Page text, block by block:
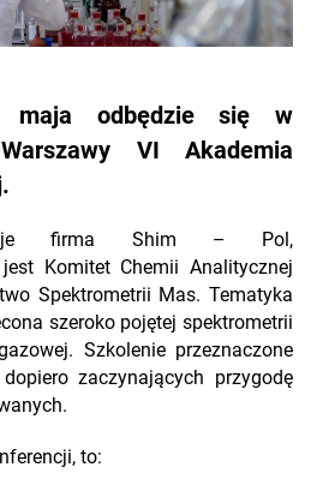
maja odbędzie się w
VI Akademia
firma Shim – Pol,
Komitet Chemii Analitycznej
Spektrometrii Mas. Tematyka
szeroko pojętej spektrometrii
Szkolenie przeznaczone
zaczynających przygodę
to: